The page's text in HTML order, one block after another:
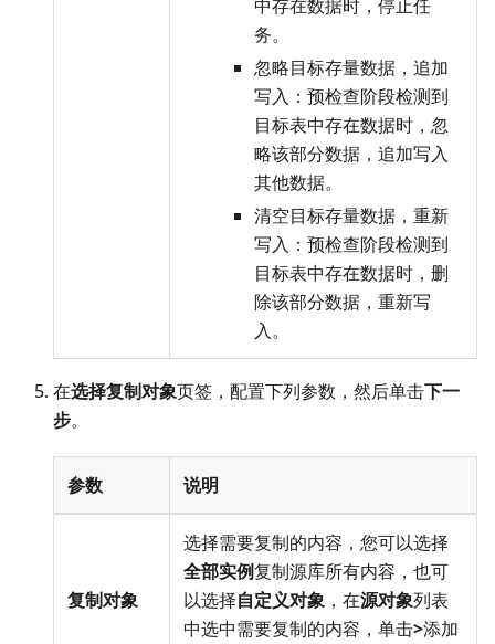
中存在数据时，停止任
务。
忽略目标存量数据，追加
写入：预检查阶段检测到
目标表中存在数据时，忽
略该部分数据，追加写入
其他数据。
清空目标存量数据，重新
写入：预检查阶段检测到
目标表中存在数据时，删
除该部分数据，重新写
入。
在选择复制对象页签，配置下列参数，然后单击下一
步。
参数 说明
复制对象
选择需要复制的内容，您可以选择
全部实例复制源库所有内容，也可
以选择自定义对象 ，在源对象列表
中选中需要复制的内容，单击>添加